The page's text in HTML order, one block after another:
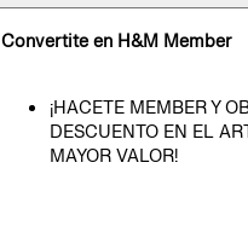
Convertite en H&M Member
¡HACETE MEMBER Y
DESCUENTO EN EL
MAYOR VALOR!